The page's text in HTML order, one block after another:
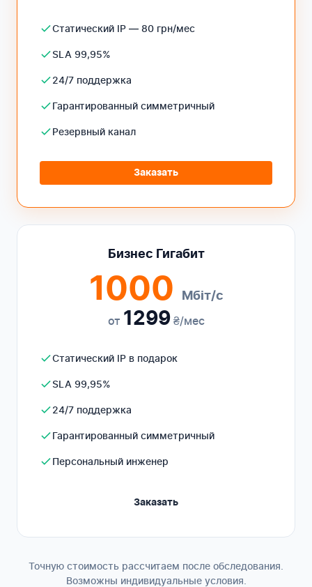
Статический IP — 80 грн/мес
SLA 99,95%
24/7 поддержка
Гарантированный симметричный
Резервный канал
Заказать
Бизнес Гигабит
1000 Мбіт/с
от 1299₴/мес
Статический IP в подарок
SLA 99,95%
24/7 поддержка
Гарантированный симметричный
Персональный инженер
Заказать
Точную стоимость рассчитаем после обследования.
Возможны индивидуальные условия.